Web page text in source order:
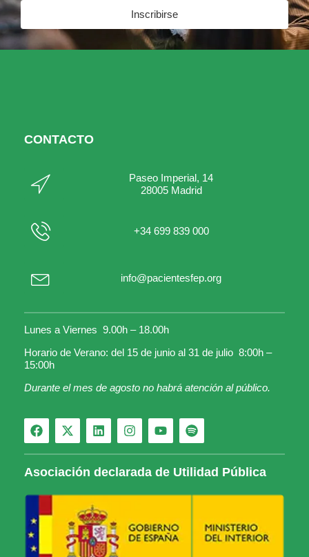
Inscribirse
CONTACTO
Paseo Imperial, 14
28005 Madrid
+34 699 839 000
info@pacientesfep.org
Lunes a Viernes 9.00h – 18.00h
Horario de Verano: del 15 de junio al 31 de julio 8:00h –
15:00h
Durante el mes de agosto no habrá atención al público.
Asociación declarada de Utilidad Pública